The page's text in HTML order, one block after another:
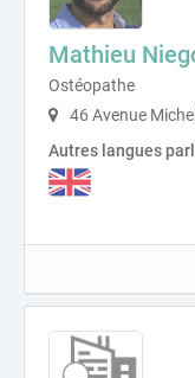
Mathieu
Ostéopathe
46 Avenue
Autres langues